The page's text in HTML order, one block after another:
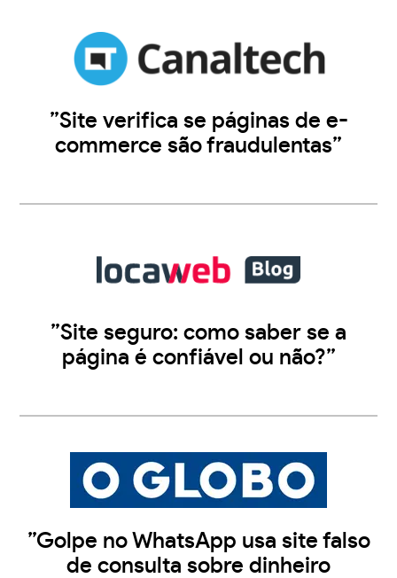
”Site verifica se páginas de e-
commerce são fraudulentas”
”Site seguro: como saber se a
página é confiável ou não?”
”Golpe no WhatsApp usa site falso
de consulta sobre dinheiro